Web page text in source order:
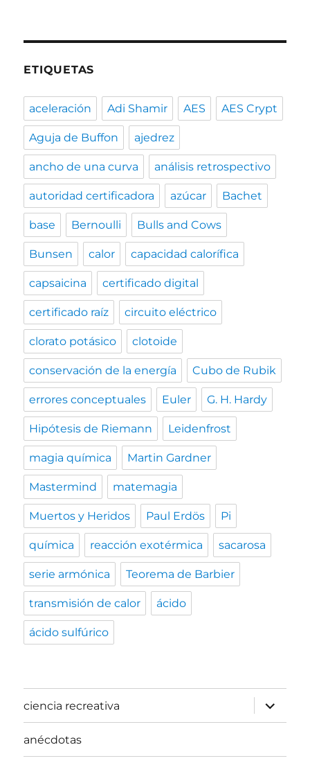
ETIQUETAS
aceleración Adi Shamir AES AES Crypt
Aguja de Buffon ajedrez
ancho de una curva análisis retrospectivo
autoridad certificadora azúcar Bachet
base Bernoulli Bulls and Cows
Bunsen calor capacidad calorífica
capsaicina certificado digital
certificado raíz circuito eléctrico
clorato potásico clotoide
conservación de la energía Cubo de Rubik
errores conceptuales Euler G. H. Hardy
Hipótesis de Riemann Leidenfrost
magia química Martin Gardner
Mastermind matemagia
Muertos y Heridos Paul Erdös Pi
química reacción exotérmica sacarosa
serie armónica Teorema de Barbier
transmisión de calor ácido
ácido sulfúrico
ciencia recreativa
expande
el
menú
anécdotas